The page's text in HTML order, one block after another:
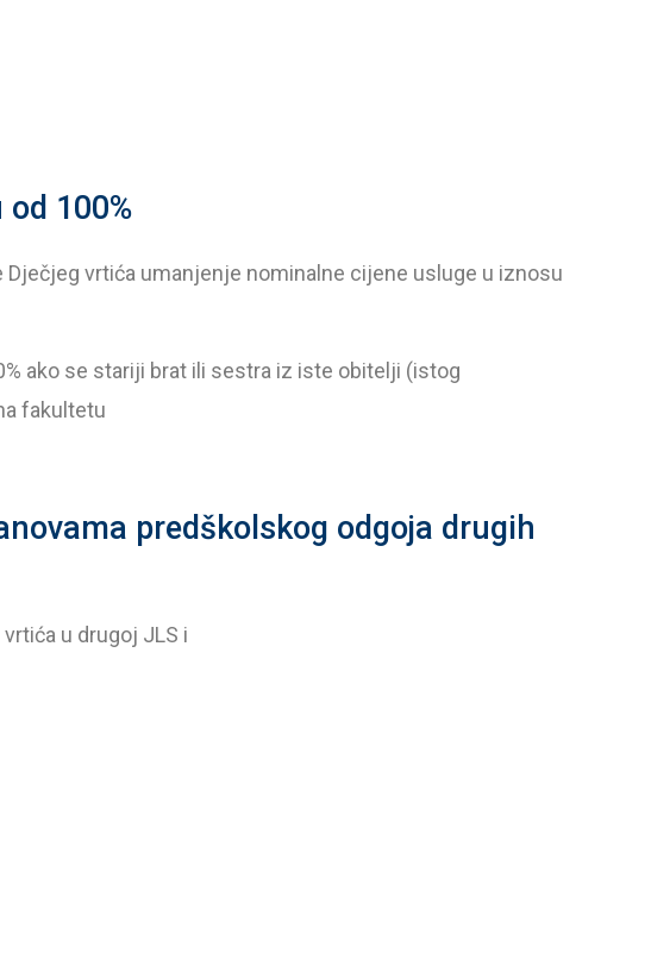
100%
vrtića umanjenje nominalne cijene usluge u iznosu
ako se stariji brat ili sestra iz iste obitelji (istog
fakultetu
predškolskog odgoja drugih
u drugoj JLS i